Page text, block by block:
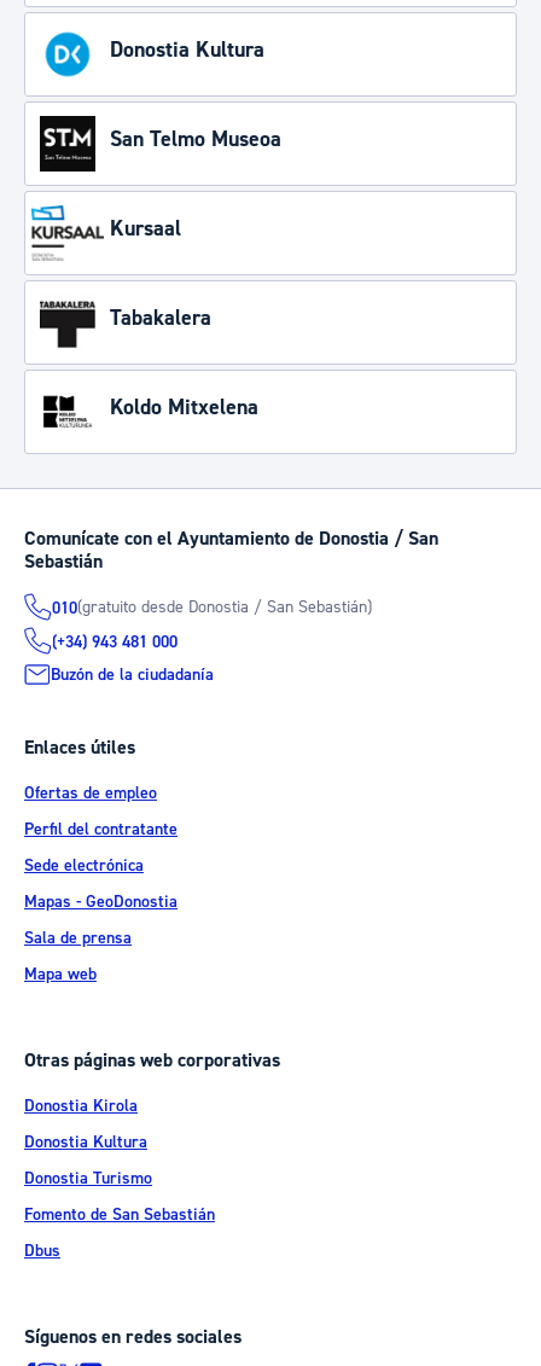
Donostia Kultura
San Telmo Museoa
Kursaal
Tabakalera
Koldo Mitxelena
Comunícate con el Ayuntamiento de Donostia / San
Sebastián
010(gratuito desde Donostia / San Sebastián)
(+34) 943 481 000
Buzón de la ciudadanía
Enlaces útiles
Ofertas de empleo
Perfil del contratante
Sede electrónica
Mapas - GeoDonostia
Sala de prensa
Mapa web
Otras páginas web corporativas
Donostia Kirola
Donostia Kultura
Donostia Turismo
Fomento de San Sebastián
Dbus
Síguenos en redes sociales